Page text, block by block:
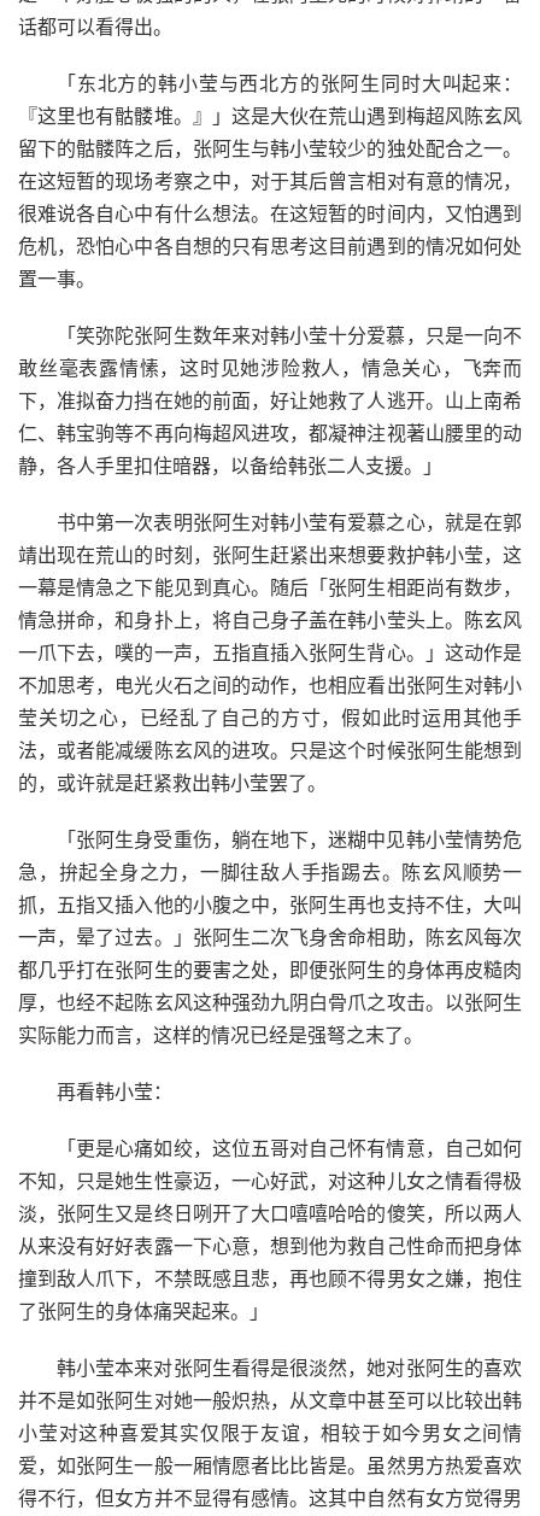
话都可以看得出。
「东北方的韩小莹与西北方的张阿生同时大叫起来：
『这里也有骷髅堆。』」这是大伙在荒山遇到梅超风陈玄风
留下的骷髅阵之后，张阿生与韩小莹较少的独处配合之一。
在这短暂的现场考察之中，对于其后曾言相对有意的情况，
很难说各自心中有什么想法。在这短暂的时间内，又怕遇到
危机，恐怕心中各自想的只有思考这目前遇到的情况如何处
置一事。
「笑弥陀张阿生数年来对韩小莹十分爱慕，只是一向不
敢丝毫表露情愫，这时见她涉险救人，情急关心，飞奔而
下，准拟奋力挡在她的前面，好让她救了人逃开。山上南希
仁、韩宝驹等不再向梅超风进攻，都凝神注视著山腰里的动
静，各人手里扣住暗器，以备给韩张二人支援。」
书中第一次表明张阿生对韩小莹有爱慕之心，就是在郭
靖出现在荒山的时刻，张阿生赶紧出来想要救护韩小莹，这
一幕是情急之下能见到真心。随后「张阿生相距尚有数步，
情急拼命，和身扑上，将自己身子盖在韩小莹头上。陈玄风
一爪下去，噗的一声，五指直插入张阿生背心。」这动作是
不加思考，电光火石之间的动作，也相应看出张阿生对韩小
莹关切之心，已经乱了自己的方寸，假如此时运用其他手
法，或者能减缓陈玄风的进攻。只是这个时候张阿生能想到
的，或许就是赶紧救出韩小莹罢了。
「张阿生身受重伤，躺在地下，迷糊中见韩小莹情势危
急，拚起全身之力，一脚往敌人手指踢去。陈玄风顺势一
抓，五指又插入他的小腹之中，张阿生再也支持不住，大叫
一声，晕了过去。」张阿生二次飞身舍命相助，陈玄风每次
都几乎打在张阿生的要害之处，即便张阿生的身体再皮糙肉
厚，也经不起陈玄风这种强劲九阴白骨爪之攻击。以张阿生
实际能力而言，这样的情况已经是强弩之末了。
再看韩小莹：
「更是心痛如绞，这位五哥对自己怀有情意，自己如何
不知，只是她生性豪迈，一心好武，对这种儿女之情看得极
淡，张阿生又是终日咧开了大口嘻嘻哈哈的傻笑，所以两人
从来没有好好表露一下心意，想到他为救自己性命而把身体
撞到敌人爪下，不禁既感且悲，再也顾不得男女之嫌，抱住
了张阿生的身体痛哭起来。」
韩小莹本来对张阿生看得是很淡然，她对张阿生的喜欢
并不是如张阿生对她一般炽热，从文章中甚至可以比较出韩
小莹对这种喜爱其实仅限于友谊，相较于如今男女之间情
爱，如张阿生一般一厢情愿者比比皆是。虽然男方热爱喜欢
得不行，但女方并不显得有感情。这其中自然有女方觉得男